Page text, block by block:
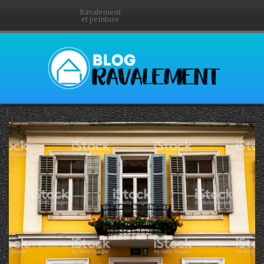
Ravalement
et peinture